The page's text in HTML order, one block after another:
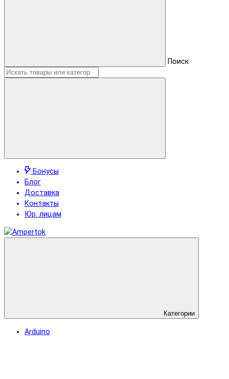
Поиск
Бонусы
Блог
Доставка
Контакты
Юр. лицам
Категории
Arduino